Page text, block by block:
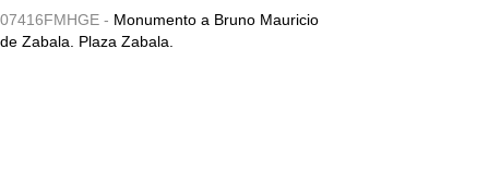
07416FMHGE - Monumento a Bruno Mauricio
de Zabala. Plaza Zabala.